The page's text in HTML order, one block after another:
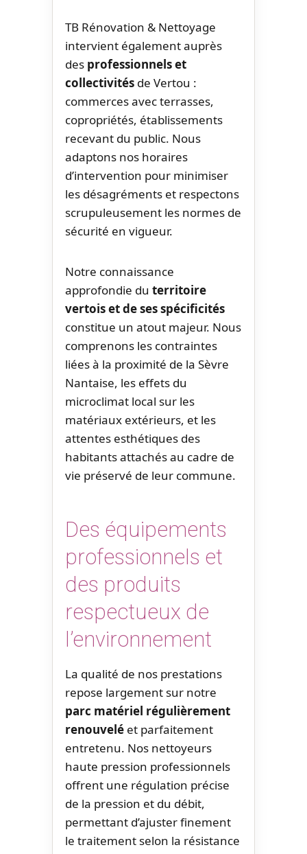
TB Rénovation & Nettoyage
intervient également auprès
des professionnels et
collectivités de Vertou :
commerces avec terrasses,
copropriétés, établissements
recevant du public. Nous
adaptons nos horaires
d’intervention pour minimiser
les désagréments et respectons
scrupuleusement les normes de
sécurité en vigueur.
Notre connaissance
approfondie du territoire
vertois et de ses spécificités
constitue un atout majeur. Nous
comprenons les contraintes
liées à la proximité de la Sèvre
Nantaise, les effets du
microclimat local sur les
matériaux extérieurs, et les
attentes esthétiques des
habitants attachés au cadre de
vie préservé de leur commune.
Des équipements
professionnels et
des produits
respectueux de
l’environnement
La qualité de nos prestations
repose largement sur notre
parc matériel régulièrement
renouvelé et parfaitement
entretenu. Nos nettoyeurs
haute pression professionnels
offrent une régulation précise
de la pression et du débit,
permettant d’ajuster finement
le traitement selon la résistance